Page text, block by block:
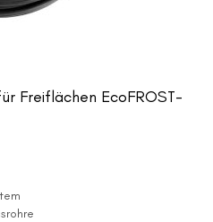
Freiflächen EcoFROST-